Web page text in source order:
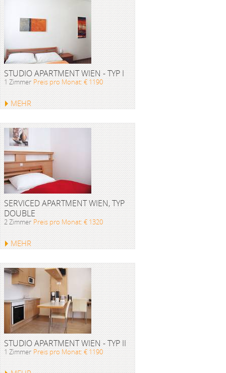
STUDIO APARTMENT WIEN - TYP I
1 Zimmer Preis pro Monat: € 1190
MEHR
SERVICED APARTMENT WIEN, TYP
DOUBLE
2 Zimmer Preis pro Monat: € 1320
MEHR
STUDIO APARTMENT WIEN - TYP II
1 Zimmer Preis pro Monat: € 1190